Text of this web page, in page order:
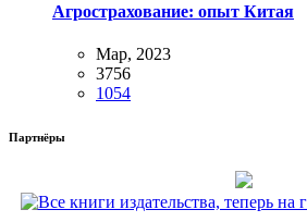
Агрострахование: опыт Китая
Мар, 2023
3756
1054
Партнёры